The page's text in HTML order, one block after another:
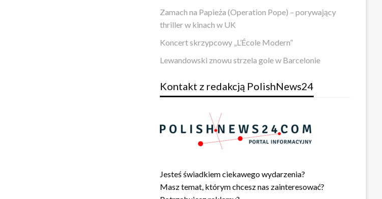
Zamach na Papieża (Operation Pope) – porywający
thriller w kinach w UK
Koncert skrzypcowy „L’École Modern”
Lewandowski znowu strzela gole w Barcelonie
Kontakt z redakcją PolishNews24
Jesteś świadkiem ciekawego wydarzenia?
Masz temat, którym chcesz nas zainteresować?